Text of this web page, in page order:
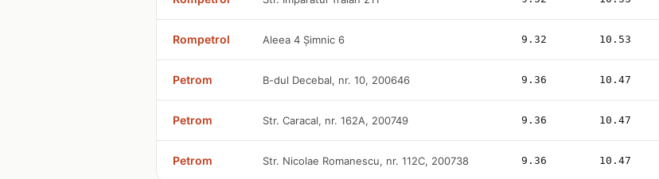
Rompetrol Aleea 4 Șimnic 6 9.32 10.53
Petrom B-dul Decebal, nr. 10, 200646 9.36 10.47
Petrom Str. Caracal, nr. 162A, 200749 9.36 10.47
Petrom Str. Nicolae Romanescu, nr. 112C, 200738 9.36 10.47